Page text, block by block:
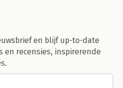
en blijf up-to-date
en recensies, inspirerende